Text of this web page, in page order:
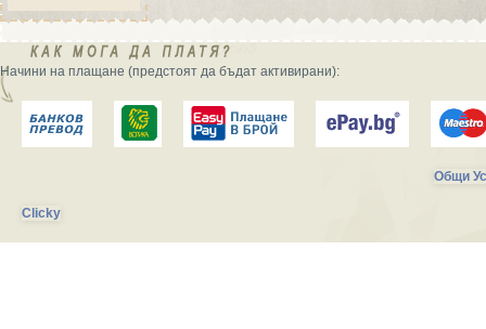
Начини на плащане (предстоят да бъдат активирани):
Общи
Clicky